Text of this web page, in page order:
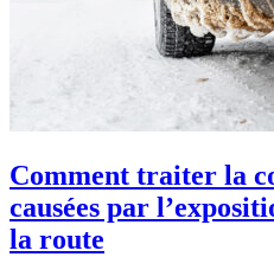
Comment traiter la
causées par
la route